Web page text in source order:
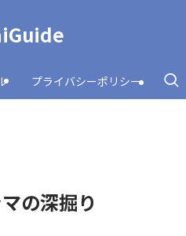
プライバシーポリシー
の深掘り